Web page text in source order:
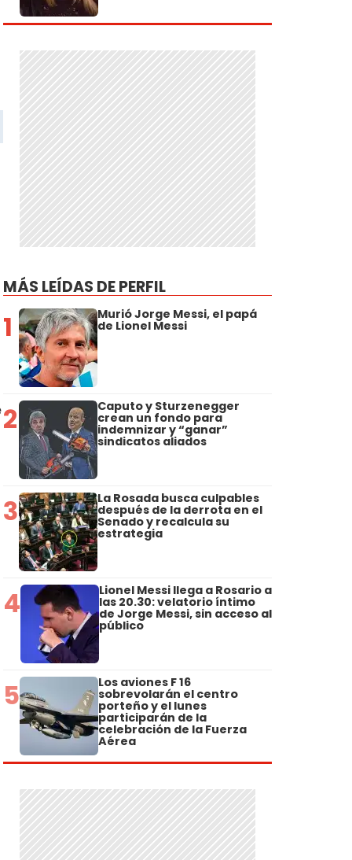
MÁS LEÍDAS DE PERFIL
1 Murió Jorge Messi, el papá
de Lionel Messi
2 Caputo y Sturzenegger
crean un fondo para
indemnizar y “ganar”
sindicatos aliados
3 La Rosada busca culpables
después de la derrota en el
Senado y recalcula su
estrategia
4 Lionel Messi llega a Rosario a
las 20.30: velatorio íntimo
de Jorge Messi, sin acceso al
público
5 Los aviones F 16
sobrevolarán el centro
porteño y el lunes
participarán de la
celebración de la Fuerza
Aérea